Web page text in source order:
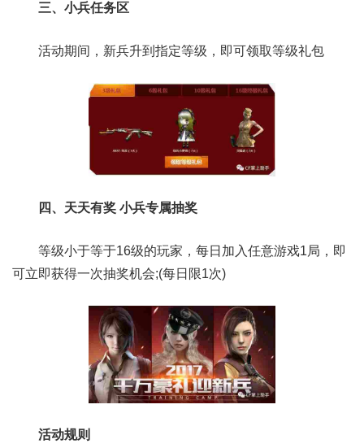
三、小兵任务区
活动期间，新兵升到指定等级，即可领取等级礼包
四、天天有奖 小兵专属抽奖
等级小于等于16级的玩家，每日加入任意游戏1局，即
可立即获得一次抽奖机会;(每日限1次)
活动规则